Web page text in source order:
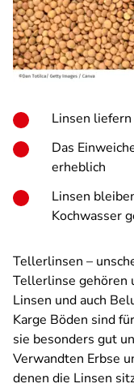
Linsen
Das
erheblich
Linsen
Kochwasser
Tellerlinsen –
Tellerlinse gehören
Linsen und auch
Karge Böden sind
sie besonders gut
Verwandten Erbse
denen die Linsen